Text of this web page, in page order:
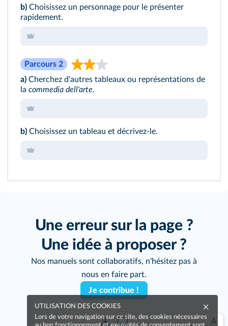
b) Choisissez un personnage pour le présenter
rapidement.
Parcours 2
a) Cherchez d'autres tableaux ou représentations de
la commedia dell'arte.
b) Choisissez un tableau et décrivez-le.
Une erreur sur la page ?
Une idée à proposer ?
Nos manuels sont collaboratifs, n'hésitez pas à
nous en faire part.
Je contribue !
UTILISATION DES COOKIES
Lors de votre navigation sur ce site, des cookies nécessaires